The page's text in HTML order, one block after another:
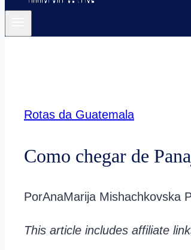
Rotas da Guatemala
Como chegar de
PorAnaMarija Mishachkovska
This article includes affiliate